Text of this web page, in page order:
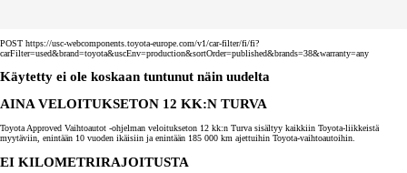
POST https://usc-webcomponents.toyota-europe.com/v1/car-filter/fi/fi?
carFilter=used&brand=toyota&uscEnv=production&sortOrder=published&brands=38&warranty=any
Käytetty ei ole koskaan tuntunut näin uudelta
AINA VELOITUKSETON 12 KK:N TURVA
Toyota Approved Vaihtoautot -ohjelman veloitukseton 12 kk:n Turva sisältyy kaikkiin Toyota-liikkeistä
myytäviin, enintään 10 vuoden ikäisiin ja enintään 185 000 km ajettuihin Toyota-vaihtoautoihin.
EI KILOMETRIRAJOITUSTA